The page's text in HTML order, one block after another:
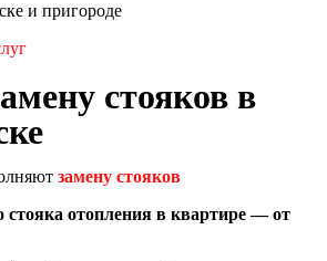
и пригороде
стояков в
замену стояков
стояка отопления в квартире — от